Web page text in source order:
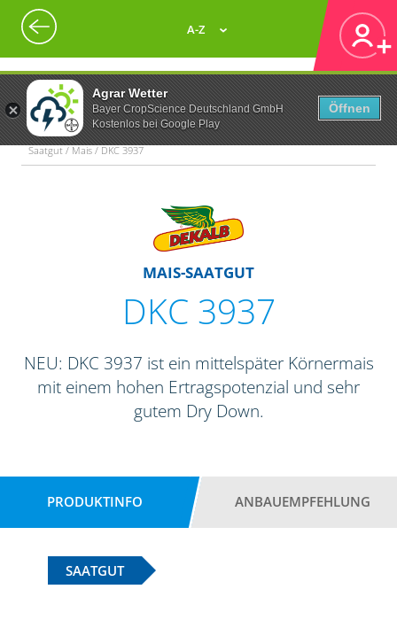
Agrar Wetter
Bayer CropScience Deutschland GmbH
Kostenlos bei Google Play
Öffnen
A-Z
Saatgut / Mais / DKC 3937
MAIS-SAATGUT
DKC 3937
NEU: DKC 3937 ist ein mittelspäter Körnermais
mit einem hohen Ertragspotenzial und sehr
gutem Dry Down.
PRODUKTINFO ANBAUEMPFEHLUNG
SAATGUT